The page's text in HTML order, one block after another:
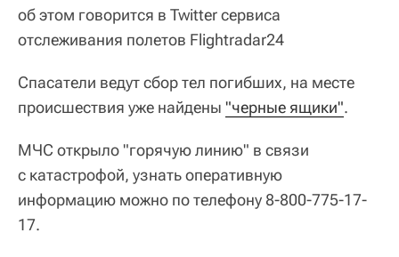
об этом говорится в Twitter сервиса
отслеживания полетов Flightradar24
Спасатели ведут сбор тел погибших, на месте
происшествия уже найдены "черные ящики".
МЧС открыло "горячую линию" в связи
с катастрофой, узнать оперативную
информацию можно по телефону 8-800-775-17-
17.